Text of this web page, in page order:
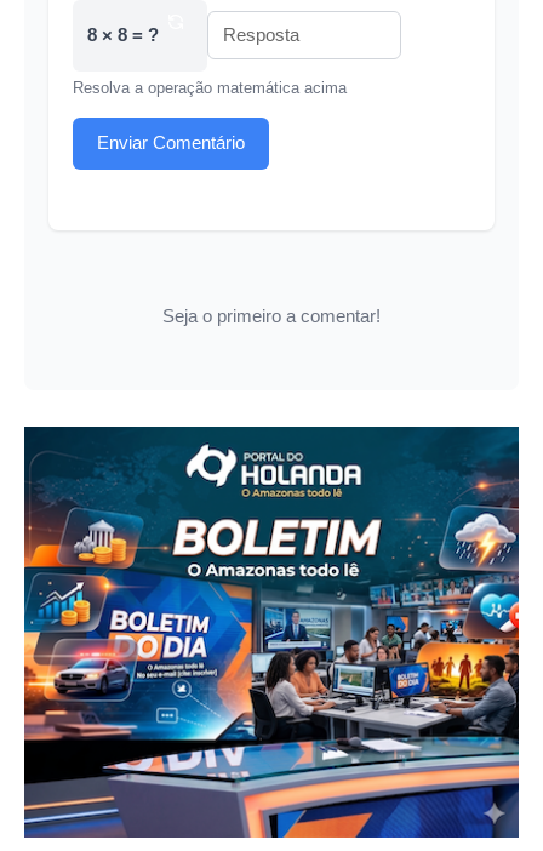
8 × 8 = ?
Resolva a operação matemática acima
Enviar Comentário
Seja o primeiro a comentar!